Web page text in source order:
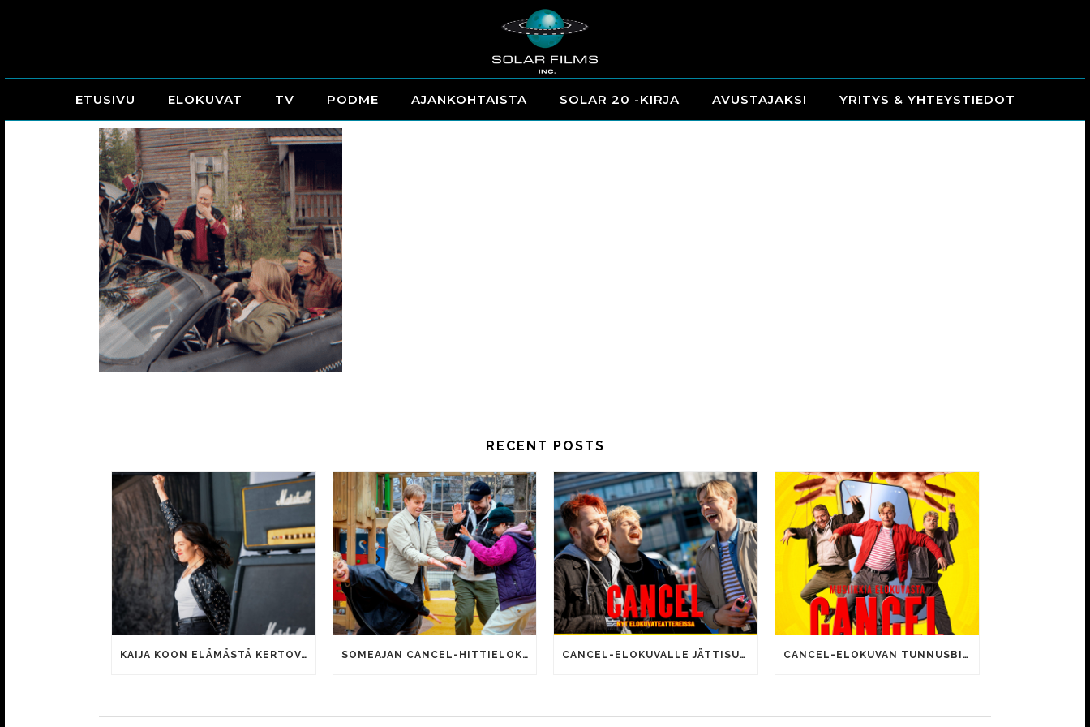
ETUSIVU ELOKUVAT TV PODME AJANKOHTAISTA SOLAR 20 -KIRJA AVUSTAJAKSI YRITYS & YHTEYSTIEDOT
RECENT POSTS
KAIJA KOON ELÄMÄSTÄ KERTOVAN KAUNIS RIETAS ONNELLINEN -ELOKUVAN TRAILER JULKI SOMEAJAN CANCEL-HITTIELOKUVALLA 100 000 KATSOJAA! CANCEL-ELOKUVALLE JÄTTISUOSIO – AVAUSPÄIVÄNÄ JO 15 492 KATSOJAA! CANCEL-ELOKUVAN TUNNUSBIISIN LYRIIKOISSA TUTTUJA MEEMIHOKEMIA YOUTUBE-VIDEOILTA!